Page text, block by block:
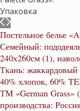
Постельное белье
Семейный:
240х260см (1),
Ткань: жаккардовый
40% хлопок, 60%
ТМ «German Grass»
производства: